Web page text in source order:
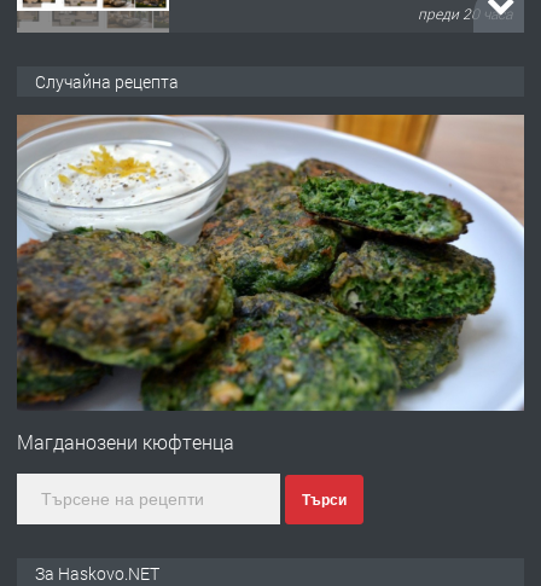
преди 20 часа
537 426
преди 20 часа
ПРЕДЛАГА
Давам обзаведено жилище за жена
без брокери 0889 537 426
преди 20 часа
ПРЕДЛАГА Под НАЕМ двустаен Орфей
Случайна рецепта
Магданозени кюфтенца
Търси
За Haskovo.NET